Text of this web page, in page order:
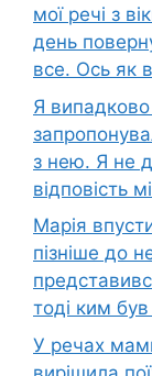
мої речі з
день
все. Ось як
Я
з нею. Я не
відповість
Марія
пізніше до
тоді ким
У речах